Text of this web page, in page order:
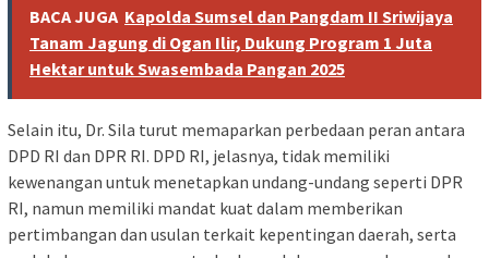
BACA JUGA Kapolda Sumsel dan Pangdam II Sriwijaya
Tanam Jagung di Ogan Ilir, Dukung Program 1 Juta
Hektar untuk Swasembada Pangan 2025
Selain itu, Dr. Sila turut memaparkan perbedaan peran antara
DPD RI dan DPR RI. DPD RI, jelasnya, tidak memiliki
kewenangan untuk menetapkan undang-undang seperti DPR
RI, namun memiliki mandat kuat dalam memberikan
pertimbangan dan usulan terkait kepentingan daerah, serta